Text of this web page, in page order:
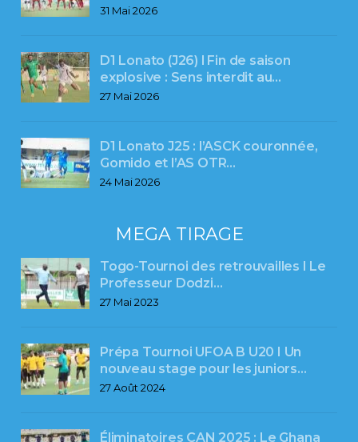
31 Mai 2026
D1 Lonato (J26) l Fin de saison
explosive : Sens interdit au…
27 Mai 2026
D1 Lonato J25 : l’ASCK couronnée,
Gomido et l’AS OTR…
24 Mai 2026
MEGA TIRAGE
Togo-Tournoi des retrouvailles I Le
Professeur Dodzi…
27 Mai 2023
Prépa Tournoi UFOA B U20 I Un
nouveau stage pour les juniors…
27 Août 2024
Éliminatoires CAN 2025 : Le Ghana